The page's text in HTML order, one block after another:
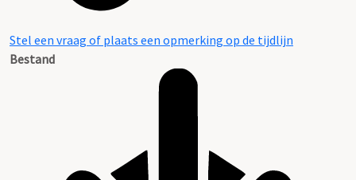
Stel een vraag of plaats een opmerking op de tijdlijn
Bestand